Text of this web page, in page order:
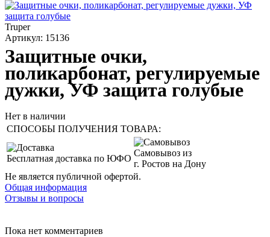
Truper
Артикул: 15136
Защитные очки,
поликарбонат, регулируемые
дужки, УФ защита голубые
Нет в наличии
СПОСОБЫ ПОЛУЧЕНИЯ ТОВАРА:
Бесплатная доставка по ЮФО
Самовывоз из
г. Ростов на Дону
Не является публичной офертой.
Общая информация
Отзывы и вопросы
Пока нет комментариев